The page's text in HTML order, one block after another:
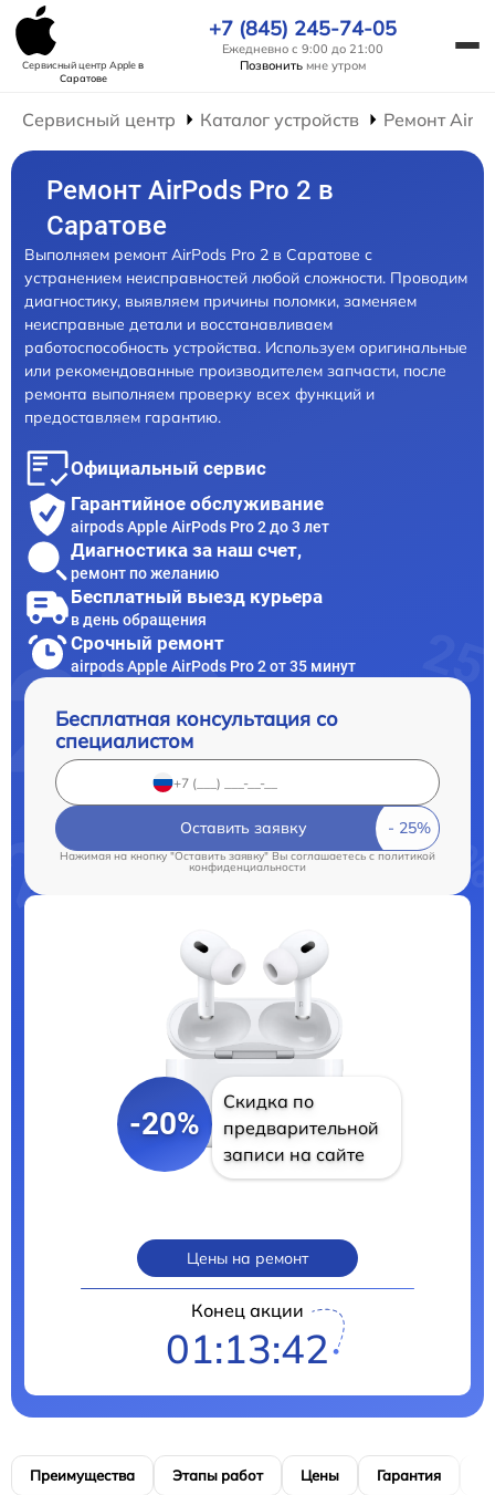
Сервисный центр Appleв
Саратове
+7 (845) 245-74-05
Ежедневно с 9:00 до 21:00
Позвонить мне утром
Сервисный центр Каталог устройств Ремонт
Ремонт AirPods Pro 2 в
Саратове
Выполняем ремонт AirPods Pro 2 в Саратове с
устранением неисправностей любой сложности. Проводим
диагностику, выявляем причины поломки, заменяем
неисправные детали и восстанавливаем
работоспособность устройства. Используем оригинальные
или рекомендованные производителем запчасти, после
ремонта выполняем проверку всех функций и
предоставляем гарантию.
Официальный сервис
Гарантийное обслуживание
airpods Apple AirPods Pro 2 до 3 лет
Диагностика за наш счет,
ремонт по желанию
Бесплатный выезд курьера
в день обращения
Срочный ремонт
airpods Apple AirPods Pro 2 от 35 минут
Бесплатная консультация со
специалистом
Оставить заявку
Нажимая на кнопку "Оставить заявку" Вы соглашаетесь cполитикой
конфиденциальности
-20%
Скидка по
предварительной
записи на сайте
Цены на ремонт
Конец акции
01:13:41
Преимущества Этапы работ Цены Гарантия